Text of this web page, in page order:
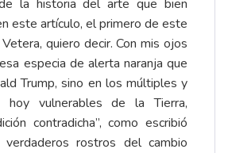
la historia del arte que bien
este artículo, el primero de este
quiero decir. Con mis ojos
especia de alerta naranja que
Trump, sino en los múltiples y
hoy vulnerables de la Tierra,
contradicha”, como escribió
verdaderos rostros del cambio